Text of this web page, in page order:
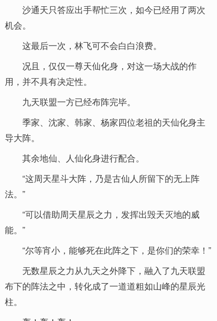
沙通天只答应出手帮忙三次，如今已经用了两次
机会。
这最后一次，林飞可不会白白浪费。
况且，仅仅一尊天仙化身，对这一场大战的作
用，并不具有决定性。
九天联盟一方已经布阵完毕。
季家、沈家、韩家、杨家四位老祖的天仙化身主
导大阵。
其余地仙、人仙化身进行配合。
“这周天星斗大阵，乃是古仙人所留下的无上阵
法。”
“可以借助周天星辰之力，发挥出毁天灭地的威
能。”
“尔等宵小，能够死在此阵之下，是你们的荣幸！”
无数星辰之力从九天之外降下，融入了九天联盟
布下的阵法之中，转化成了一道道粗如山峰的星辰光
柱。